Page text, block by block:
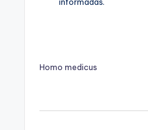
informadas.
Homo medicus